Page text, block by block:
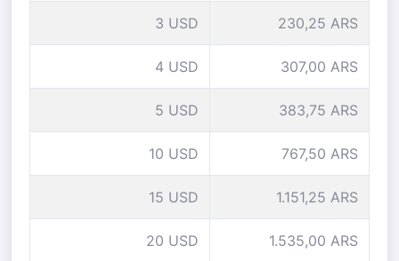
3 USD 230,25 ARS
4 USD 307,00 ARS
5 USD 383,75 ARS
10 USD 767,50 ARS
15 USD 1.151,25 ARS
20 USD 1.535,00 ARS